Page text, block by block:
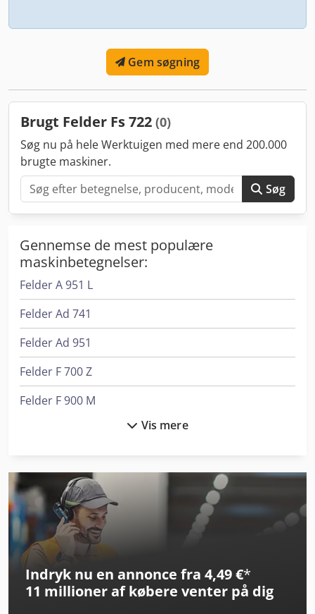
Gem søgning
Brugt Felder Fs 722 (0)
Søg nu på hele Werktuigen med mere end 200.000
brugte maskiner.
Søg
Gennemse de mest populære
maskinbetegnelser:
Felder A 951 L
Felder Ad 741
Felder Ad 951
Felder F 700 Z
Felder F 900 M
Felder Fbp 60
Felder Fd 21 Professional
Felder Fd 250
Felder G 360
Felder G 380
Vis mere
Indryk nu en annonce fra 4,49 €*
11 millioner af købere venter på dig